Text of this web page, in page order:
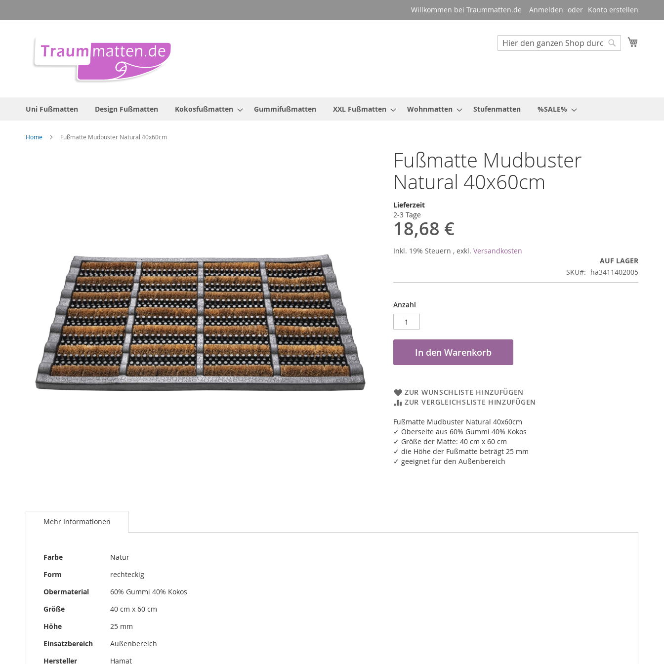
zum
Willkommen bei Traummatten.de Anmelden Konto erstellen
Suche
Uni Fußmatten Design Fußmatten Kokosfußmatten Gummifußmatten XXL Fußmatten Wohnmatten Stufenmatten %SALE%
Home Fußmatte Mudbuster Natural 40x60cm
Fußmatte Mudbuster
Natural 40x60cm
Lieferzeit
2-3 Tage
18,68 €
Inkl. 19% Steuern , exkl. Versandkosten
AUF LAGER
SKU
ha3411402005
Anzahl
In den Warenkorb
ZUR WUNSCHLISTE HINZUFÜGEN
ZUR VERGLEICHSLISTE HINZUFÜGEN
Fußmatte Mudbuster Natural 40x60cm
✓ Oberseite aus 60% Gummi 40% Kokos
✓ Größe der Matte: 40 cm x 60 cm
✓ die Höhe der Fußmatte beträgt 25 mm
✓ geeignet für den Außenbereich
Anfang
Mehr Informationen
Mehr
Farbe
Natur
Form
rechteckig
Obermaterial
60% Gummi 40% Kokos
Größe
40 cm x 60 cm
Höhe
25 mm
Einsatzbereich
Außenbereich
Hersteller
Hamat